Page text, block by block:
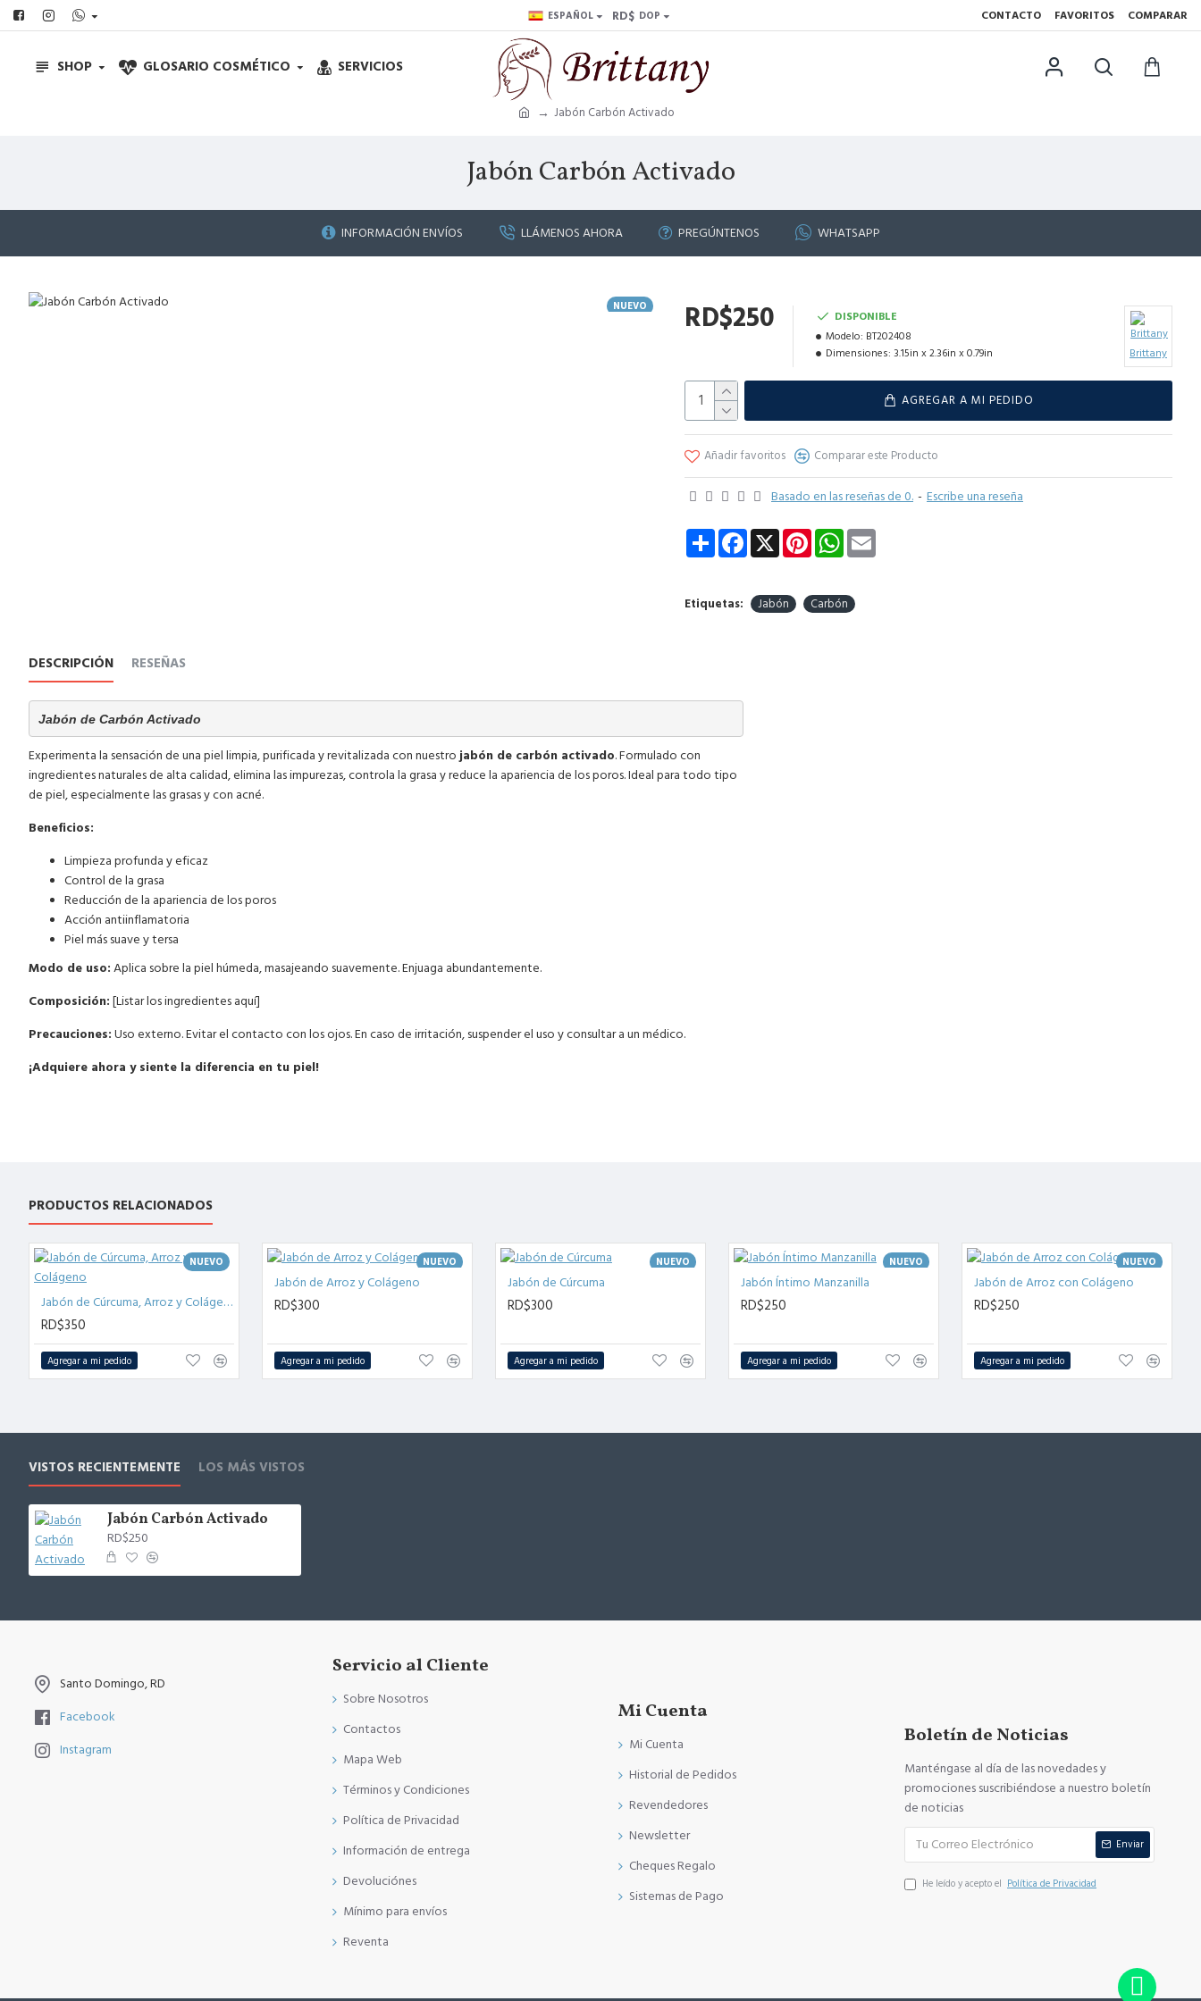
ESPAÑOL RD$ DOP CONTACTO FAVORITOS COMPARAR
SHOP GLOSARIO COSMÉTICO SERVICIOS
Jabón Carbón Activado
Jabón Carbón Activado
INFORMACIÓN ENVÍOS LLÁMENOS AHORA PREGÚNTENOS WHATSAPP
NUEVO
Basado en las reseñas de 0. - Escribe una reseña
RD$250
DISPONIBLE
Modelo: BT202408
Dimensiones: 3.15in x 2.36in x 0.79in Brittany
AGREGAR A MI PEDIDO
Añadir favoritos Comparar este Producto
Share Facebook
X PinterestWhatsApp
Etiquetas: Jabón Carbón
DESCRIPCIÓN RESEÑAS
Jabón de Carbón Activado
Experimenta la sensación de una piel limpia, purificada y revitalizada con nuestrojabón de carbón activado. Formulado con
ingredientes naturales de alta calidad, elimina las impurezas, controla la grasa y reduce la apariencia de los poros. Ideal para todo tipo
de piel, especialmente las grasas y con acné.
Beneficios:
Limpieza profunda y eficaz
Control de la grasa
Reducción de la apariencia de los poros
Acción antiinflamatoria
Piel más suave y tersa
Modo de uso: Aplica sobre la piel húmeda, masajeando suavemente. Enjuaga abundantemente.
Composición: [Listar los ingredientes aquí]
Precauciones: Uso externo. Evitar el contacto con los ojos. En caso de irritación, suspender el uso y consultar a un médico.
¡Adquiere ahora y siente la diferencia en tu piel!
PRODUCTOS RELACIONADOS
NUEVO
Jabón de Cúrcuma, Arroz y Colágeno
RD$350
Agregar a mi pedido
NUEVO
Jabón de Arroz y Colágeno
RD$300
Agregar a mi pedido
NUEVO
Jabón de Cúrcuma
RD$300
Agregar a mi pedido
NUEVO
Jabón Íntimo Manzanilla
RD$250
Agregar a mi pedido
NUEVO
Jabón de Arroz con Colágeno
RD$250
Agregar a mi pedido
VISTOS RECIENTEMENTE LOS MÁS VISTOS
Jabón Carbón Activado
RD$250
Santo Domingo, RD
Facebook
Instagram
Servicio al Cliente
Sobre Nosotros
Contactos
Mapa Web
Términos y Condiciones
Política de Privacidad
Información de entrega
Devoluciónes
Mínimo para envíos
Reventa
Mi Cuenta
Mi Cuenta
Historial de Pedidos
Revendedores
Newsletter
Cheques Regalo
Sistemas de Pago
Boletín de Noticias
Manténgase al día de las novedades y
promociones suscribiéndose a nuestro boletín
de noticias
Enviar
He leído y acepto el Política de Privacidad